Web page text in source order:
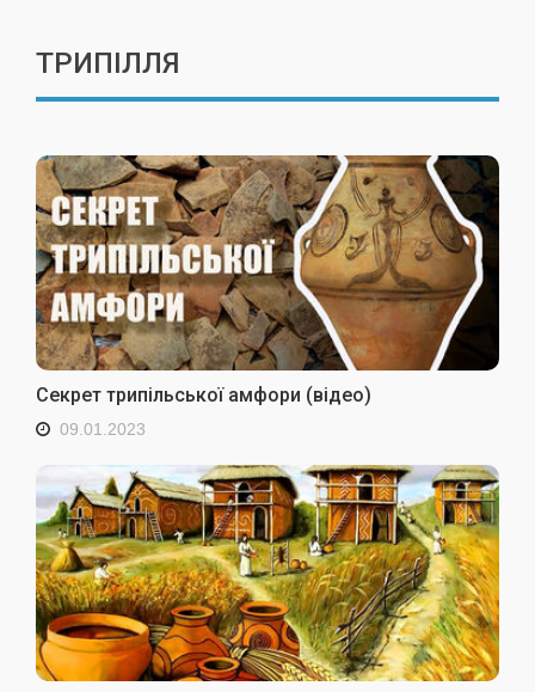
ТРИПІЛЛЯ
Секрет трипільської амфори (відео)
09.01.2023